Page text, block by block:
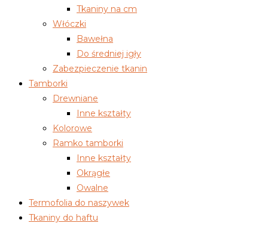
Tkaniny na cm
Włóczki
Bawełna
Do średniej igły
Zabezpieczenie tkanin
Tamborki
Drewniane
Inne kształty
Kolorowe
Ramko tamborki
Inne kształty
Okrągłe
Owalne
Termofolia do naszywek
Tkaniny do haftu